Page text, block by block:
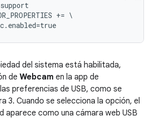
support
+= \
. enabled=true
del sistema está habilitada,
de Webcam en la app de
preferencias de USB, como se
3. Cuando se selecciona la opción, el
aparece como una cámara web USB